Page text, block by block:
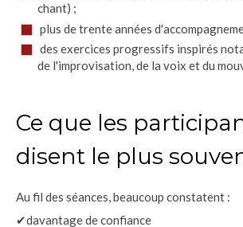
chant) ;
plus de trente années
des exercices progressifs inspirés
de l'improvisation, de la voix et du
Ce que les
disent le plus
Au fil des séances, beaucoup constatent :
✔davantage de confiance